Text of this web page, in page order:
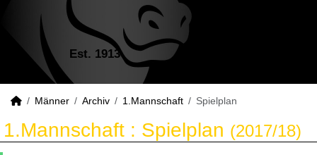
Est. 1913
Männer Archiv 1.Mannschaft Spielplan
1.Mannschaft : Spielplan (2017/18)